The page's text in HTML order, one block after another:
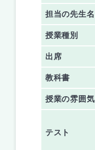
担当の先生名
授業種別
出席
教科書
授業の雰囲気
テスト